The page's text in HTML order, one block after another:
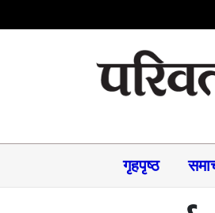
गृहपृष्ठ